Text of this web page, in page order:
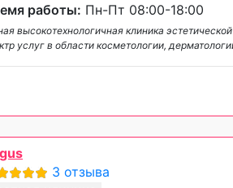
работы: Пн-Пт 08:00-18:00
высокотехнологичная клиника
услуг в области косметологии,
3 отзыва